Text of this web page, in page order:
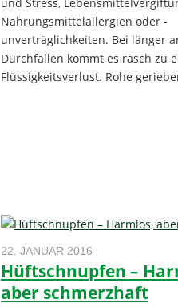
Nahrungsmittelallergien oder -
unverträglichkeiten. Bei länger
Durchfällen kommt es rasch zu
Flüssigkeitsverlust. Rohe
22. JANUAR 2016
Hüftschnupfen –
aber schmerzhaft